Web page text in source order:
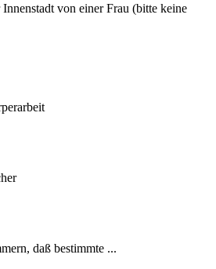
von einer Frau (bitte keine
daß bestimmte ...